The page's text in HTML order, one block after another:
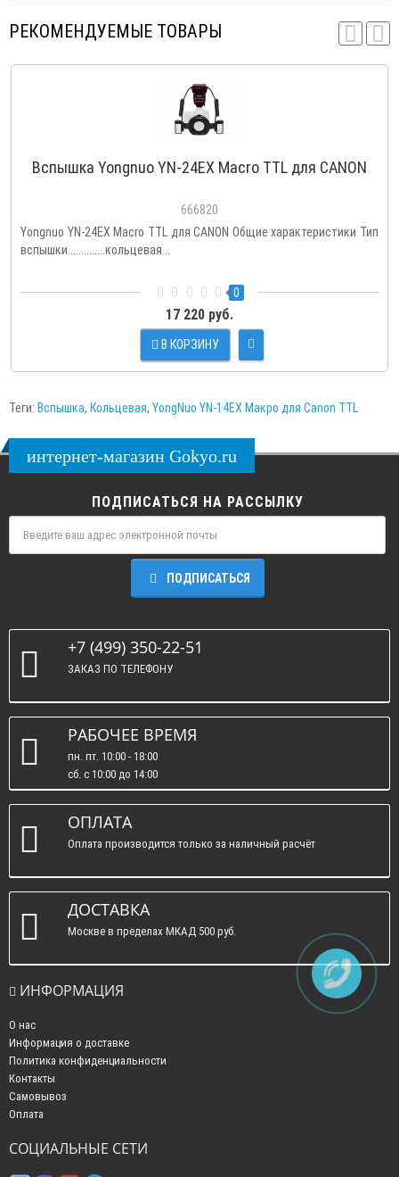
РЕКОМЕНДУЕМЫЕ ТОВАРЫ
Вспышка Yongnuo YN-24EX Macro TTL для CANON
666820
Yongnuo YN-24EX Macro TTL для CANON Общие характеристики Тип
вспышки..............кольцевая ..
0
17 220 руб.
В КОРЗИНУ
Теги: Вспышка, Кольцевая, YongNuo YN-14EX Макро для Canon TTL
интернет-магазин Gokyo.ru
ПОДПИСАТЬСЯ НА РАССЫЛКУ
ПОДПИСАТЬСЯ
+7 (499) 350-22-51
ЗАКАЗ ПО ТЕЛЕФОНУ
РАБОЧЕЕ ВРЕМЯ
пн. пт. 10:00 - 18:00
сб. c 10:00 до 14:00
вс. : выходные.
ОПЛАТА
Оплата производится только за наличный расчёт
ДОСТАВКА
Москве в пределах МКАД 500 руб.
ИНФОРМАЦИЯ
О нас
Информация о доставке
Политика конфиденциальности
Контакты
Самовывоз
Оплата
СОЦИАЛЬНЫЕ СЕТИ